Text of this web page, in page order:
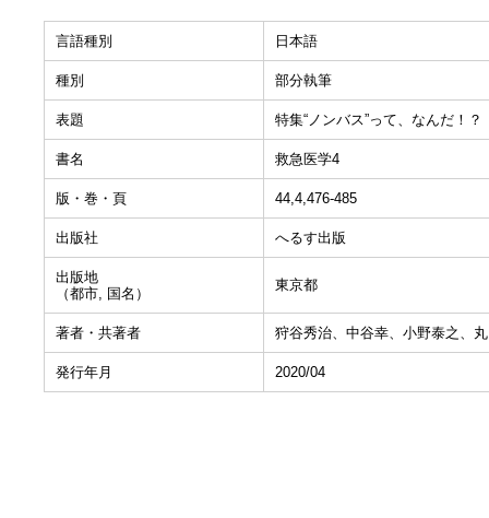
言語種別 日本語
種別 部分執筆
表題 特集“ノンバス”って、なんだ！
書名 救急医学4
版・巻・頁 44,4,476-485
出版社 へるす出版
出版地
（都市, 国名）
東京都
著者・共著者 狩谷秀治、中谷幸、小野泰之、
発行年月 2020/04